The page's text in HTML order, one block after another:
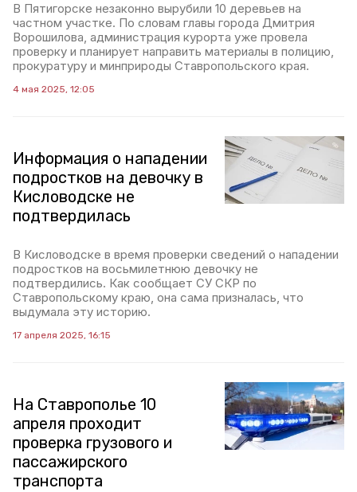
В Пятигорске незаконно вырубили 10 деревьев на
частном участке. По словам главы города Дмитрия
Ворошилова, администрация курорта уже провела
проверку и планирует направить материалы в полицию,
прокуратуру и минприроды Ставропольского края.
4 мая 2025, 12:05
Информация о нападении
подростков на девочку в
Кисловодске не
подтвердилась
В Кисловодске в время проверки сведений о нападении
подростков на восьмилетнюю девочку не
подтвердились. Как сообщает СУ СКР по
Ставропольскому краю, она сама призналась, что
выдумала эту историю.
17 апреля 2025, 16:15
На Ставрополье 10
апреля проходит
проверка грузового и
пассажирского
транспорта